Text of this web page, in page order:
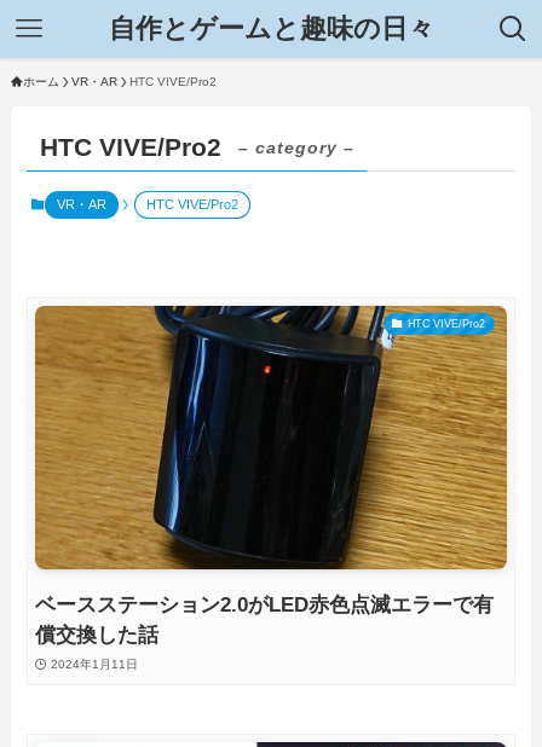
自作とゲームと趣味の日々
ホーム VR・AR HTC VIVE/Pro2
HTC VIVE/Pro2 – category –
VR・AR HTC VIVE/Pro2
HTC VIVE/Pro2
ベースステーション2.0がLED赤色点滅エラーで有
償交換した話
2024年1月11日